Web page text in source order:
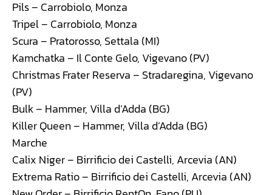
Pils – Carrobiolo, Monza
Tripel – Carrobiolo, Monza
Scura – Pratorosso, Settala (MI)
Kamchatka – Il Conte Gelo, Vigevano (PV)
Christmas Frater Reserva – Stradaregina, Vigevano
(PV)
Bulk – Hammer, Villa d’Adda (BG)
Killer Queen – Hammer, Villa d’Adda (BG)
Marche
Calix Niger – Birrificio dei Castelli, Arcevia (AN)
Extrema Ratio – Birrificio dei Castelli, Arcevia (AN)